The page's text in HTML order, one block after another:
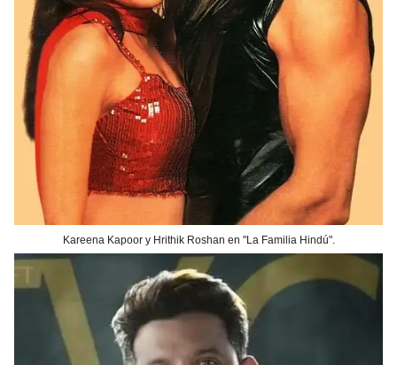
Kareena Kapoor y Hrithik Roshan en "La Familia Hindú".